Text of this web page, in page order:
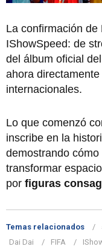
La confirmación de
IShowSpeed: de
del álbum oficial
ahora
internacionales.
Lo que comenzó
inscribe en la
demostrando
transformar
por figuras
Temas relacionados
Dai Dai
FIFA